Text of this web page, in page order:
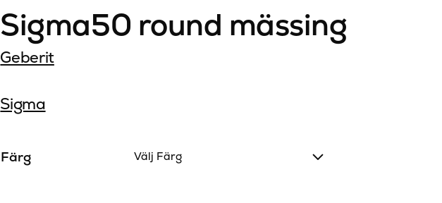
Sigma50 round mässing
Geberit
Sigma
Färg Välj Färg